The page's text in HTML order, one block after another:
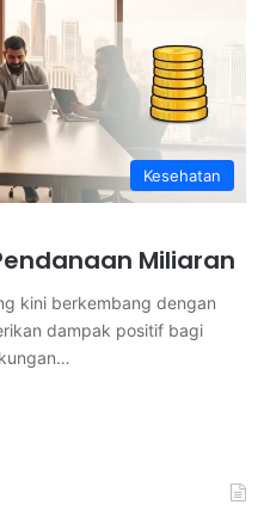
Kesehatan
Miliaran
kini berkembang dengan
dampak positif bagi